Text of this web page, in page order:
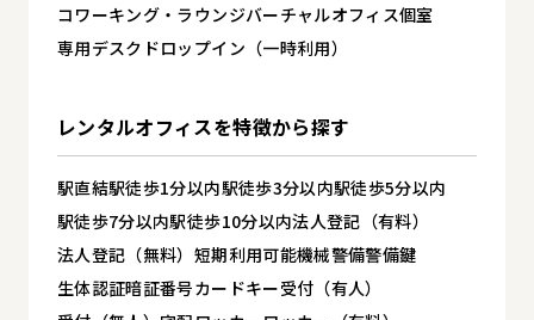
コワーキング・ラウンジバーチャルオフィス個室
専用デスク ドロップイン（一時利用）
レンタルオフィスを特徴から探す
駅直結駅徒歩1分以内駅徒歩3分以内駅徒歩5分以内
駅徒歩7分以内駅徒歩10分以内法人登記（有料）
法人登記（無料） 短期利用可能機械警備警備鍵
生体認証暗証番号カードキー受付（有人）